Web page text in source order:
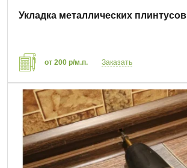
Укладка металлических плинтусов
от 200 р/м.п. Заказать